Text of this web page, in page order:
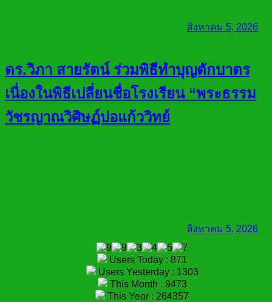
สิงหาคม 5, 2026
ดร.วิภา สายรัตน์ ร่วมพิธีทำบุญตักบาตร
เนื่องในพิธีเปลี่ยนชื่อโรงเรียน “พระธรรม
วัชรญาณวิศิษฏ์บ่อแก้ววิทย์
สิงหาคม 5, 2026
Users Today : 871
Users Yesterday : 1303
This Month : 9473
This Year : 264357